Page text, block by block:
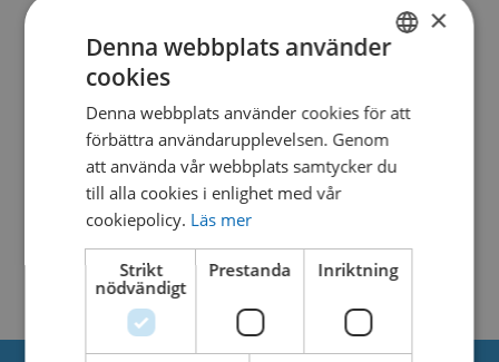
SIMILAR DOWNLOADS
No related download found!
Kjell Parmborn Updated 27. maj 2021
DANISH
×
Denna webbplats använder
cookies
Denna webbplats använder cookies för att
förbättra användarupplevelsen. Genom
att använda vår webbplats samtycker du
till alla cookies i enlighet med vår
cookiepolicy. Läs mer
Strikt
nödvändigt
Prestanda Inriktning